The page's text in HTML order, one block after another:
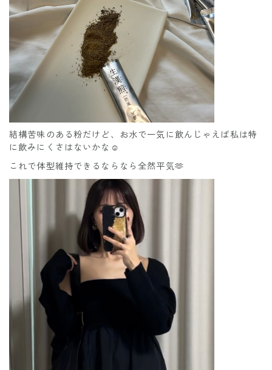
結構苦味のある粉だけど、お水で一気に飲んじゃえば私は特
に飲みにくさはないかな☺️
これで体型維持できるならなら全然平気🫶